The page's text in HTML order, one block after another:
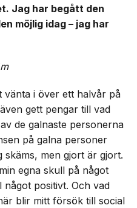
Jag har begått den
möjlig idag – jag har
vänta i över ett halvår på
gett pengar till vad
de galnaste personerna
på galna personer
skäms, men gjort är gjort.
egna skull på något
positivt. Och vad
blir mitt försök till social